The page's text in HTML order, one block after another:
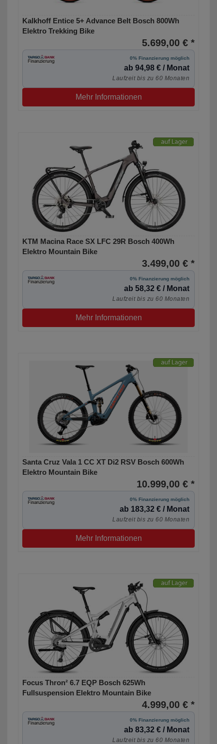
Kalkhoff Entice 5+ Advance Belt Bosch 800Wh
Elektro Trekking Bike
5.699,00 € *
0% Finanzierung möglich
ab 94,98 € / Monat
Laufzeit bis zu 60 Monaten
Mehr Informationen
KTM Macina Race SX LFC 29R Bosch 400Wh
Elektro Mountain Bike
3.499,00 € *
0% Finanzierung möglich
ab 58,32 € / Monat
Laufzeit bis zu 60 Monaten
Mehr Informationen
Santa Cruz Vala 1 CC XT Di2 RSV Bosch 600Wh
Elektro Mountain Bike
10.999,00 € *
0% Finanzierung möglich
ab 183,32 € / Monat
Laufzeit bis zu 60 Monaten
Mehr Informationen
Focus Thron² 6.7 EQP Bosch 625Wh
Fullsuspension Elektro Mountain Bike
4.999,00 € *
0% Finanzierung möglich
ab 83,32 € / Monat
Laufzeit bis zu 60 Monaten